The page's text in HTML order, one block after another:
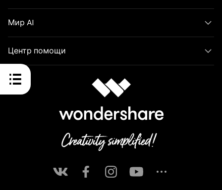
Мир AI
Центр помощи